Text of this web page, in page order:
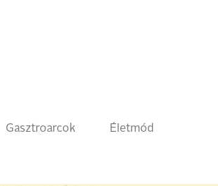
Gasztroarcok Életmód